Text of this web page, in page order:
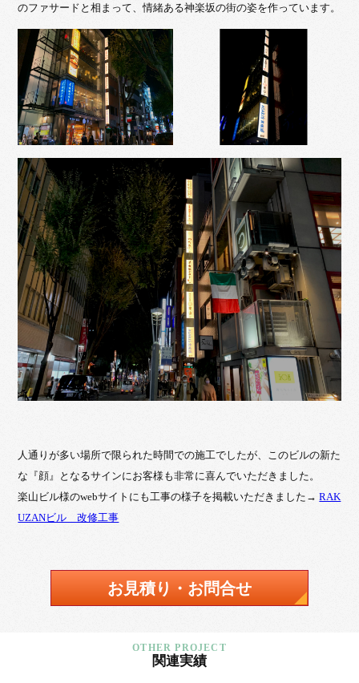
のファサードと相まって、情緒ある神楽坂の街の姿を作っています。
人通りが多い場所で限られた時間での施工でしたが、このビルの新た
な『顔』となるサインにお客様も非常に喜んでいただきました。
楽山ビル様のwebサイトにも工事の様子を掲載いただきました→RAK
UZANビル 改修工事
お見積り・お問合せ
関連実績